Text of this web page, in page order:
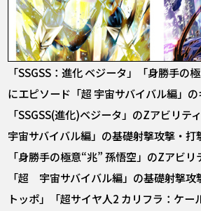
「SSGSS：進化 ベジータ」「身勝手の
にエピソード「超 宇宙サバイバル編」の
「SSGSS(進化)ベジータ」のZアビリテ
宇宙サバイバル編」の基礎射撃攻撃・打
「身勝手の極意“兆” 孫悟空」のZアビ
「超 宇宙サバイバル編」の基礎射撃攻
トッポ」「超サイヤ人2 カリフラ：ケー